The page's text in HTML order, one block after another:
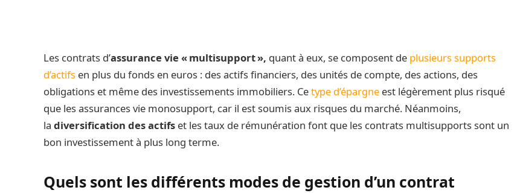
Les contrats d’assurance vie « multisupport », quant à eux, se composent de plusieurs supports
d’actifs en plus du fonds en euros : des actifs financiers, des unités de compte, des actions, des
obligations et même des investissements immobiliers. Cetype d’épargne est légèrement plus risqué
que les assurances vie monosupport, car il est soumis aux risques du marché. Néanmoins,
la diversification des actifs et les taux de rémunération font que les contrats multisupports sont un
bon investissement à plus long terme.
Quels sont les différents modes de gestion d’un contrat